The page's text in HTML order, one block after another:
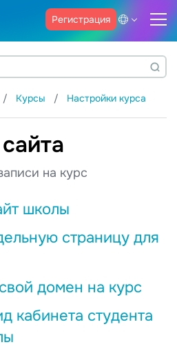
Регистрация
Курсы Настройки курса
на курс
школы
страницу для
домен на курс
кабинета студента